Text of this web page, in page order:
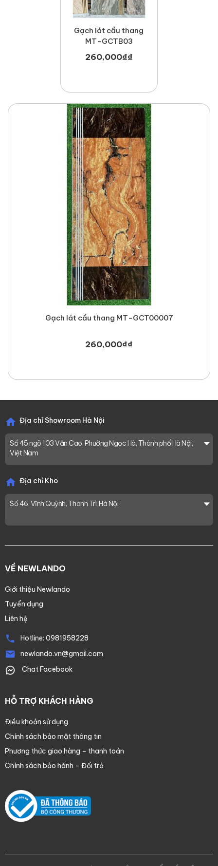
Với thiết kế tinh tế, chất liệu bền bỉ và tính ứng dụng cao,
Gạch lát cầu thang MT-GCTK891 là lựa chọn lý tưởng cho
những công trình đề cao tính thẩm mỹ và sự an toàn. Đây là
giải pháp hoàn hảo cho mọi không gian sống hiện đại, đẳng
Newlandođể nhận báo giá tốt và tư vấn
mẫu miễn phí cho công trình của bạn!
Gạch lát cầu thang
MT-GCTB03
260,000₫₫
Gạch lát cầu thang MT-GCT00007
260,000₫₫
Địa chỉ Showroom Hà Nội
Số 45 ngõ 103 Văn Cao, Phường Ngọc Hà, Thành phố Hà Nội,
Việt Nam
Địa chỉ Kho
Số 46, Vĩnh Quỳnh, Thanh Trì, Hà Nội
VỀ NEWLANDO
Giới thiệu Newlando
Tuyển dụng
Liên hệ
Hotline: 0981958228
newlando.vn@gmail.com
Chat Facebook
HỖ TRỢ KHÁCH HÀNG
Điều khoản sử dụng
Chính sách bảo mật thông tin
Phương thức giao hàng – thanh toán
Chính sách bảo hành – Đổi trả